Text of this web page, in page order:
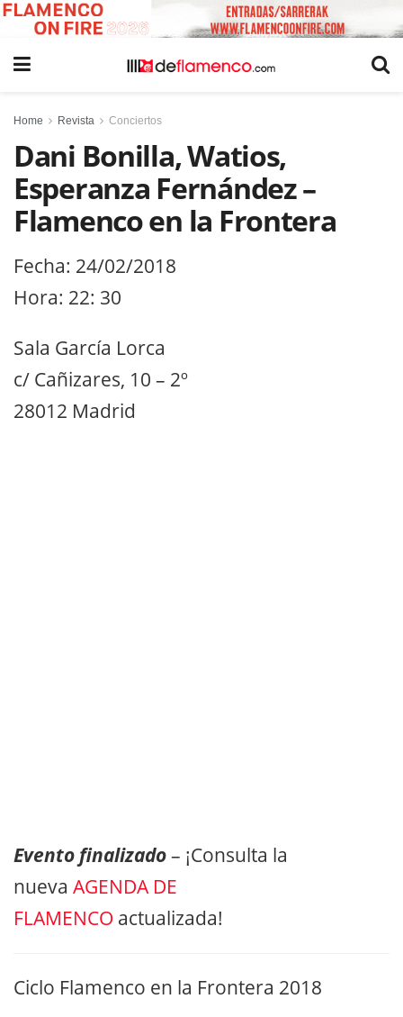
Home Revista Conciertos
Dani Bonilla, Watios,
Esperanza Fernández –
Flamenco en la Frontera
Fecha: 24/02/2018
Hora: 22: 30
Sala García Lorca
c/ Cañizares, 10 – 2º
28012 Madrid
Evento finalizado– ¡Consulta la
nueva AGENDA DE
FLAMENCO actualizada!
Ciclo Flamenco en la Frontera 2018